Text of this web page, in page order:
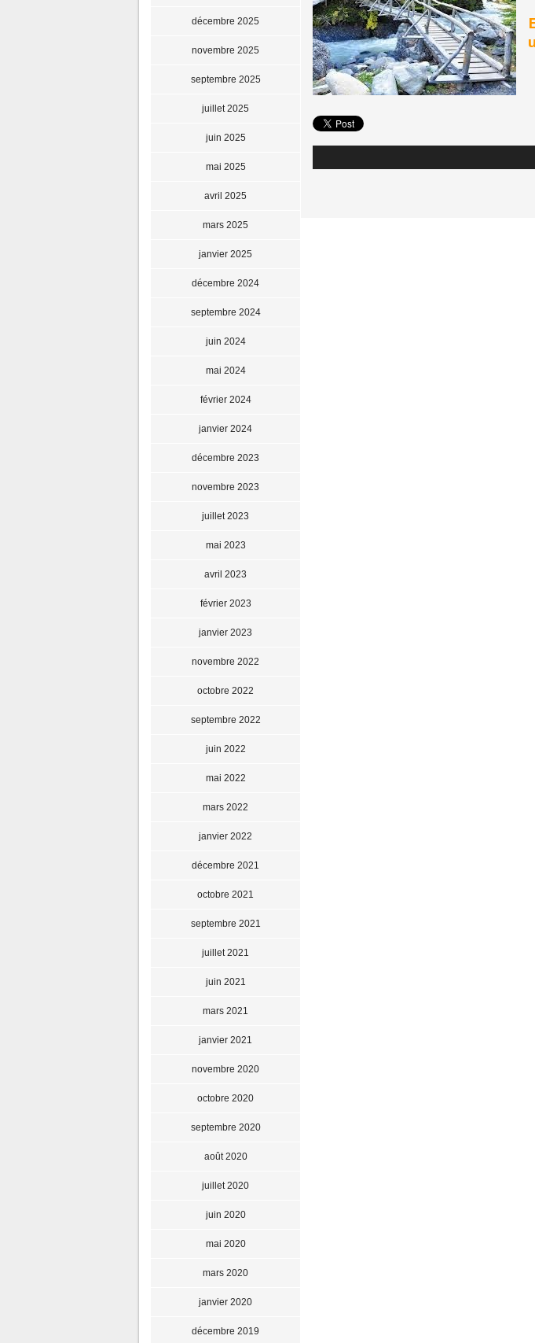
décembre 2025
novembre 2025
septembre 2025
juillet 2025
juin 2025
mai 2025
avril 2025
mars 2025
janvier 2025
décembre 2024
septembre 2024
juin 2024
mai 2024
février 2024
janvier 2024
décembre 2023
novembre 2023
juillet 2023
mai 2023
avril 2023
février 2023
janvier 2023
novembre 2022
octobre 2022
septembre 2022
juin 2022
mai 2022
mars 2022
janvier 2022
décembre 2021
octobre 2021
septembre 2021
juillet 2021
juin 2021
mars 2021
janvier 2021
novembre 2020
octobre 2020
septembre 2020
août 2020
juillet 2020
juin 2020
mai 2020
mars 2020
janvier 2020
décembre 2019